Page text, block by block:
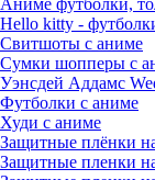
Аниме футболки,
Hello kitty -
Свитшоты с аниме
Сумки шопперы с
Уэнсдей Аддамс
Футболки с аниме
Худи с аниме
Защитные плёнки
Защитные пленки